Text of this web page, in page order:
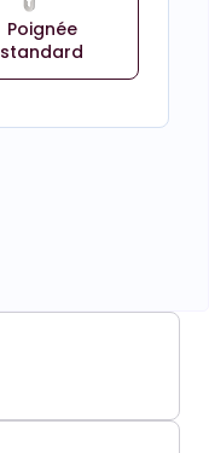
Poignée
standard